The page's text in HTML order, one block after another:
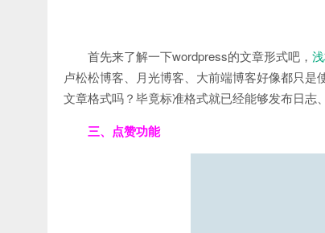
首先来了解一下wordpress的文章形式吧，
卢松松博客、月光博客、大前端博客好像都只
文章格式吗？毕竟标准格式就已经能够发布日志
三、点赞功能